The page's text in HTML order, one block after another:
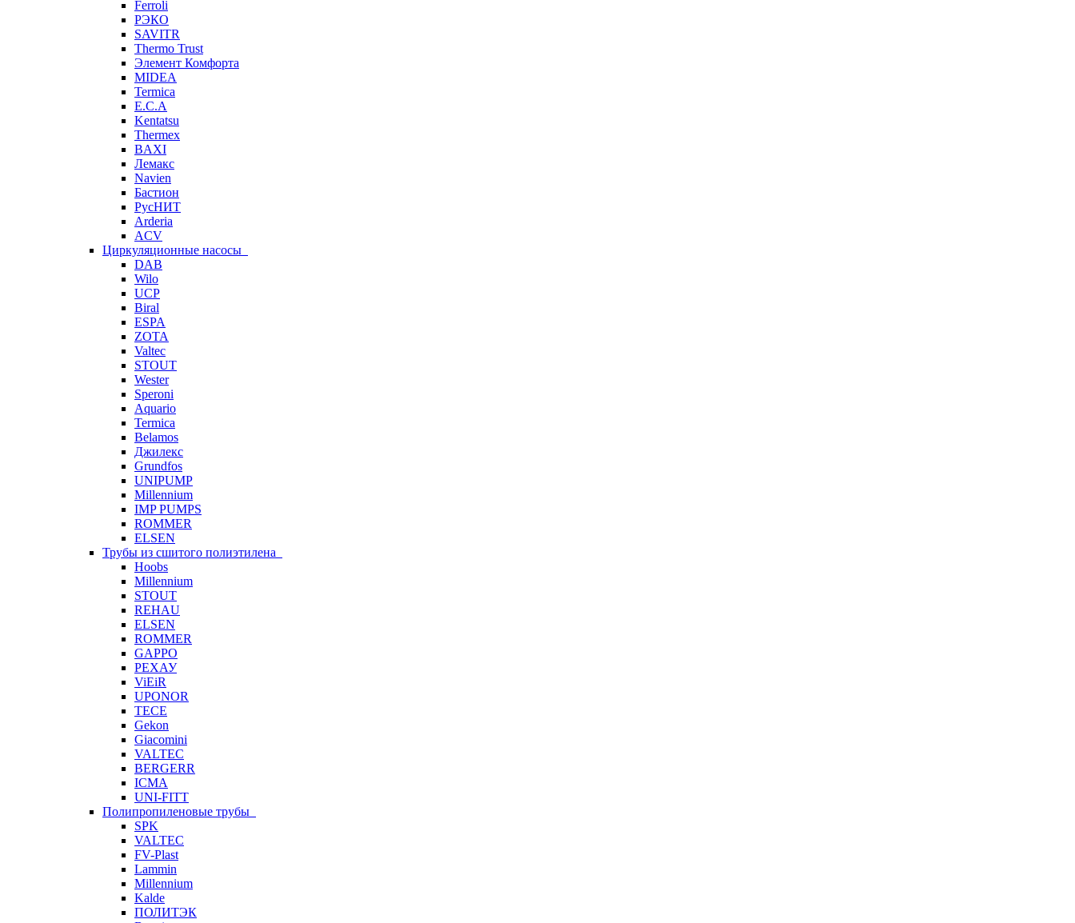
Ferroli
РЭКО
SAVITR
Thermo Trust
Элемент Комфорта
MIDEA
Termica
E.C.A
Kentatsu
Thermex
BAXI
Лемакс
Navien
Бастион
РусНИТ
Arderia
ACV
Циркуляционные насосы
DAB
Wilo
UCP
Biral
ESPA
ZOTA
Valtec
STOUT
Wester
Speroni
Aquario
Termica
Belamos
Джилекс
Grundfos
UNIPUMP
Millennium
IMP PUMPS
ROMMER
ELSEN
Трубы из сшитого полиэтилена
Hoobs
Millennium
STOUT
REHAU
ELSEN
ROMMER
GAPPO
РЕХАУ
ViEiR
UPONOR
TECE
Gekon
Giacomini
VALTEC
BERGERR
ICMA
UNI-FITT
Полипропиленовые трубы
SPK
VALTEC
FV-Plast
Lammin
Millennium
Kalde
ПОЛИТЭК